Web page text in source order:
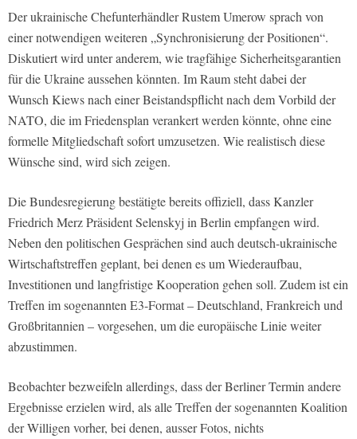
Der ukrainische Chefunterhändler Rustem Umerow sprach von
einer notwendigen weiteren „Synchronisierung der Positionen“.
Diskutiert wird unter anderem, wie tragfähige Sicherheitsgarantien
für die Ukraine aussehen könnten. Im Raum steht dabei der
Wunsch Kiews nach einer Beistandspflicht nach dem Vorbild der
NATO, die im Friedensplan verankert werden könnte, ohne eine
formelle Mitgliedschaft sofort umzusetzen. Wie realistisch diese
Wünsche sind, wird sich zeigen.
Die Bundesregierung bestätigte bereits offiziell, dass Kanzler
Friedrich Merz Präsident Selenskyj in Berlin empfangen wird.
Neben den politischen Gesprächen sind auch deutsch-ukrainische
Wirtschaftstreffen geplant, bei denen es um Wiederaufbau,
Investitionen und langfristige Kooperation gehen soll. Zudem ist ein
Treffen im sogenannten E3-Format – Deutschland, Frankreich und
Großbritannien – vorgesehen, um die europäische Linie weiter
abzustimmen.
Beobachter bezweifeln allerdings, dass der Berliner Termin andere
Ergebnisse erzielen wird, als alle Treffen der sogenannten Koalition
der Willigen vorher, bei denen, ausser Fotos, nichts